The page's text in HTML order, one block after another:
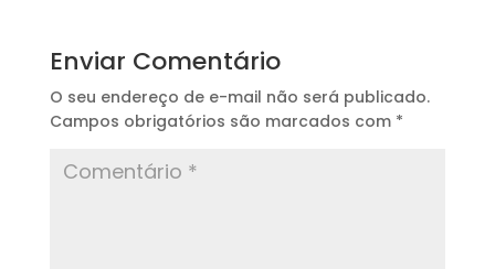
Enviar Comentário
O seu endereço de e-mail não será publicado.
Campos obrigatórios são marcados com *